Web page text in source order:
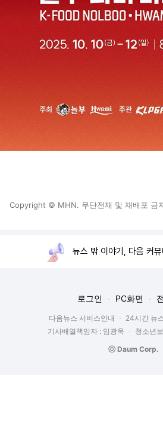
Copyright © MHN. 무단전재 및 재배포 금
뉴스 밖 이야기, 다음 커뮤
로그인 PC화면
다음뉴스 서비스안내 24시간 뉴
기사배열책임자 : 임광욱
청소년
ⓒ Daum Corp.